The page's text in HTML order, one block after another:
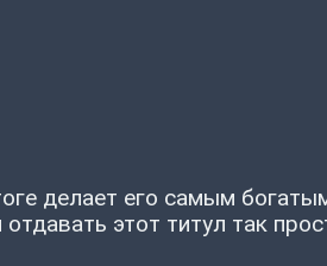
делает его самым
этот титул так